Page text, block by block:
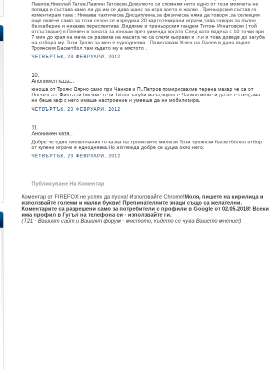
Павлов,Николай Гатев,Павлин Гатовски.Доколкото си спомням нито едно от тези момчета не
попада в състава камо ли да им се дава шанс за игра което е жалко . Треньорския състав го
коментирам така : Никаква тактическа Дисциплина,за физическа няма да говоря ,за селекция
още повече само за този сезон се изредиха 20 картотекирани играчи,това говори за пълно
безхаберие и никаква переспектива .Видяхме и треньорския тандем Титов- Игнатовски ( той
отсъстваше) в Плевен в зоната за юноши през уикенда когато След като водеха с 10 точки при
7 мин до края на мача се развика на масата че са слепи кьорави и .т.н и това доведе до загуба
на отбора му. Този Троян за мен е еднодневка . Пожелавам Успех на Лалев и дано върне
Троянския Баскетбол там където му е мястото .
ЧЕТВЪРТЪК, 23 ФЕВРУАРИ, 2012
10.
Анонимен каза...
юноша от Троян: Вярно само при Чанков и П.,Петров помирисвахме терена макар че са от
Плевен а с Финта ги биехме тези.Титов загуби мача,вярно е.Чанков може и да не е спец,ама
ни беше кеф с него имаше настроение и умееше да ни мобилизира.
ЧЕТВЪРТЪК, 23 ФЕВРУАРИ, 2012
11.
Анонимен каза...
Добре че един плевенчанин го казва на троянските милюзи Този троянски баскетболен отбор
от купени играчи е еднодневка.Но изглежда добре се цуцка окло него.
ЧЕТВЪРТЪК, 23 ФЕВРУАРИ, 2012
Публикуване На Коментар
Коментар от FIREFOX не успях да пусна! Използвайте Chrome!Моля, пишете на кирилица и
използвайте големи и малки букви! Препинателните знаци също са желателни.
Коментарите са разрешени само за потребители с профили в Google от 02.05.2018! Всеки
има профил в Гугъл на телефона си - използвайте ги.
(Т21 - Вашият сайт и Вашият форум - мястото, където се чува Вашето мнение!)